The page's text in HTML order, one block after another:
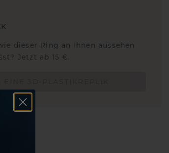
dieser Ring an Ihnen aussehen
Jetzt ab 15 €.